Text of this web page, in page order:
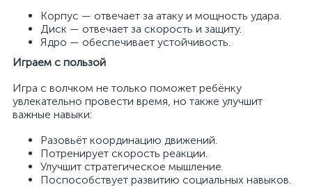
Корпус — отвечает за атаку и мощность удара.
Диск — отвечает за скорость и защиту.
Ядро — обеспечивает устойчивость.
Играем с пользой
Игра с волчком не только поможет ребёнку
увлекательно провести время, но также улучшит
важные навыки:
Разовьёт координацию движений.
Потренирует скорость реакции.
Улучшит стратегическое мышление.
Поспособствует развитию социальных навыков.